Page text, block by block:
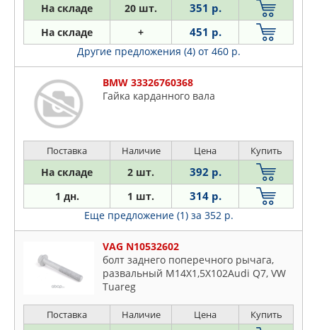
На складе 20 шт. 351 р.
На складе + 451 р.
Другие предложения (4) от 460 р.
BMW 33326760368
Гайка карданного вала
Поставка Наличие Цена Купить
На складе 2 шт. 392 р.
1 дн. 1 шт. 314 р.
Еще предложение (1) за 352 р.
VAG N10532602
болт заднего поперечного рычага,
развальный М14X1,5X102Audi Q7, VW
Tuareg
Поставка Наличие Цена Купить